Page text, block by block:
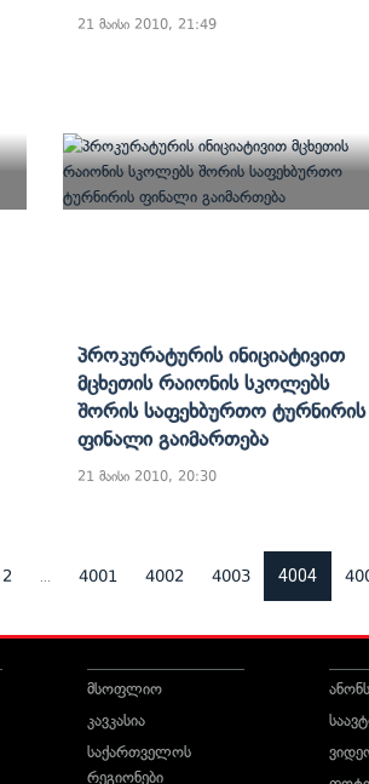
21 მაისი 2010, 21:49
Პროკურატურის Ინიციატივით
Მცხეთის Რაიონის Სკოლებს
Შორის Საფეხბურთო Ტურნირის
Ფინალი Გაიმართება
21 მაისი 2010, 20:30
2 4001 4002 4003 4004
მსოფლიო
კავკასია
საქართველოს
რეგიონები